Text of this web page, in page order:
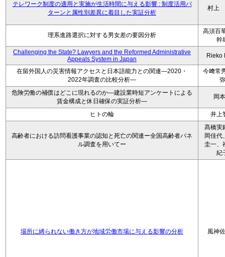
テレワーク制度の適用と実施が生活時間に与える影響 : 制度活用パ
ターンと属性別差異に着目した実証分析
村上
理系進路選択に対する男女差の要因分析
高須百
幹
Challenging the State? Lawyers and the Reformed Administrative
Appeals System in Japan
Rieko
在留外国人の災害情報アクセスと日本語能力との関連―2020・
2022年調査の比較分析―
今﨑常
弥
危険労働の補償はどこに現れるのか―建設業時短アンケートによる
賃金構成と休日確保の実証分析―
岡
ヒトの輪 井上
高齢者における訪問看護事業の認知と死亡の関連ー全国高齢者パネ
ル調査を用いてー
髙橋実
岡佳代
圭一、
紀
場所に縛られない働き方が地域労働市場に与える影響の分析 風神